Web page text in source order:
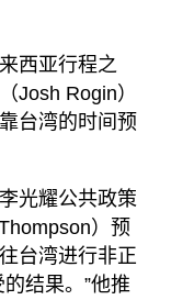
西亚行程之
Josh Rogin）
台湾的时间预
光耀公共政策
）预
台湾进行非正
结果。”他推